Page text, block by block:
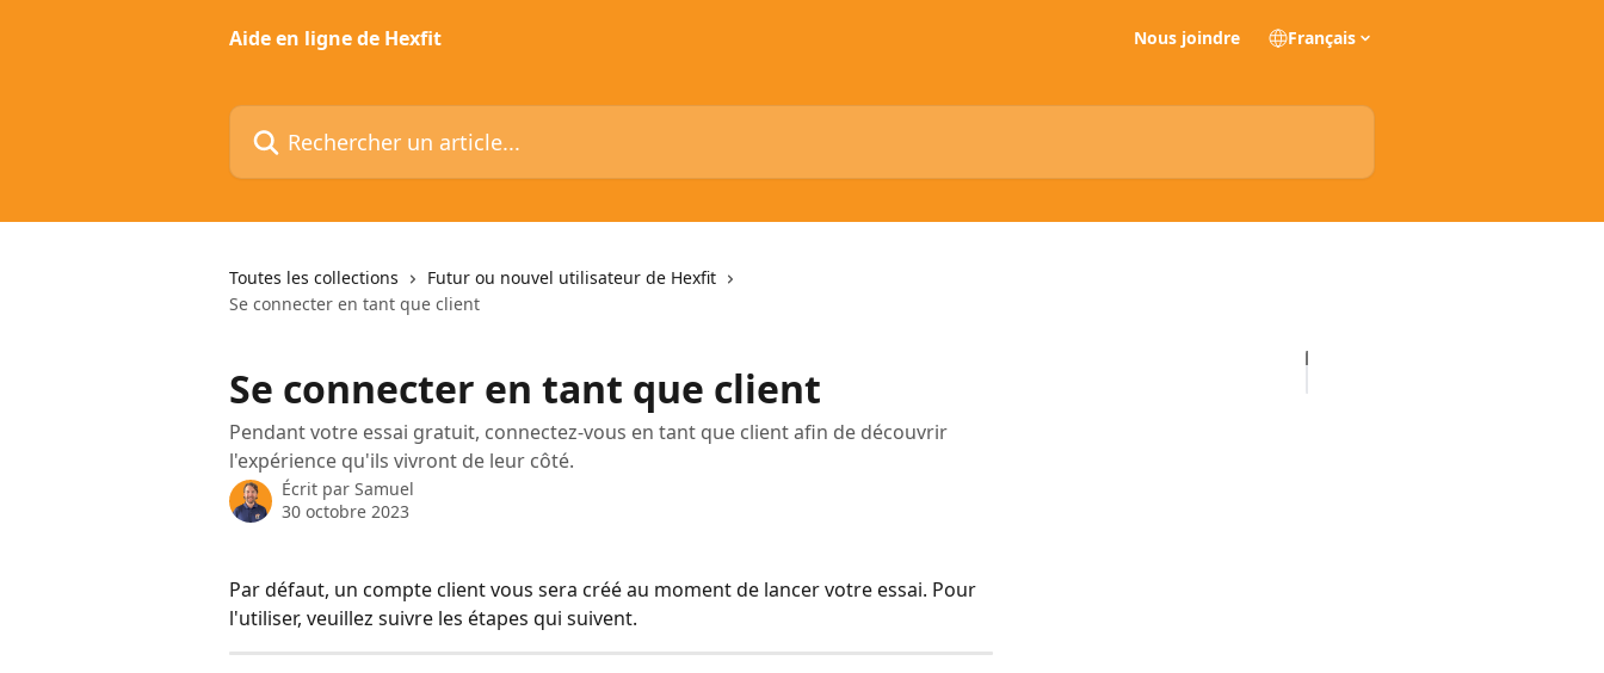
Aide en ligne de Hexfit
Nous joindre Français
Rechercher un article...
Toutes les collections
Futur ou nouvel utilisateur de Hexfit
Se connecter en tant que client
Se connecter en tant que client
Pendant votre essai gratuit, connectez-vous en tant que client afin de découvrir
l'expérience qu'ils vivront de leur côté.
Écrit par Samuel
30 octobre 2023
Par défaut, un compte client vous sera créé au moment de lancer votre essai. Pour
l'utiliser, veuillez suivre les étapes qui suivent.